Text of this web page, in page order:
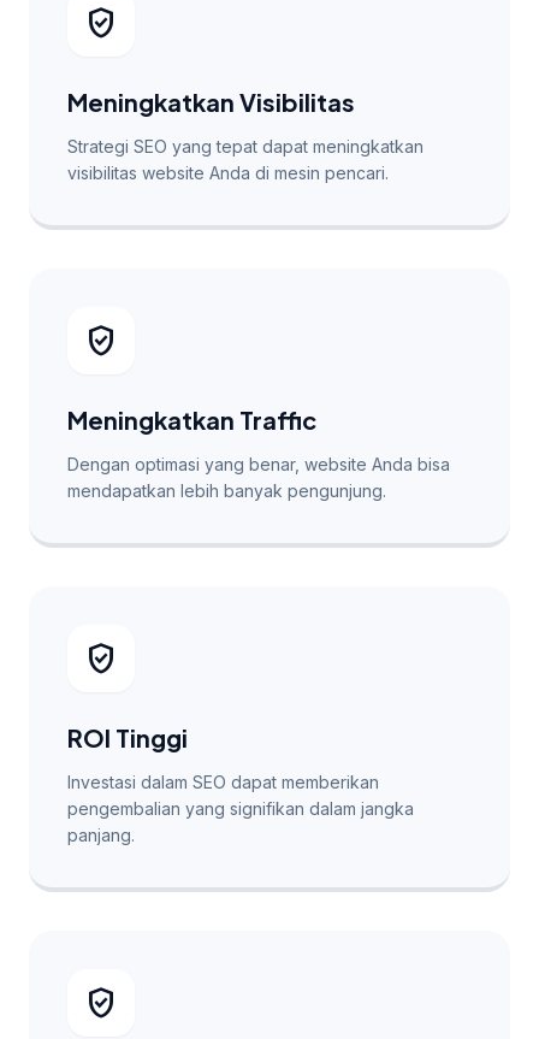
verified_user
Meningkatkan Visibilitas
Strategi SEO yang tepat dapat meningkatkan
visibilitas website Anda di mesin pencari.
verified_user
Meningkatkan Traffic
Dengan optimasi yang benar, website Anda bisa
mendapatkan lebih banyak pengunjung.
verified_user
ROI Tinggi
Investasi dalam SEO dapat memberikan
pengembalian yang signifikan dalam jangka
panjang.
verified_user